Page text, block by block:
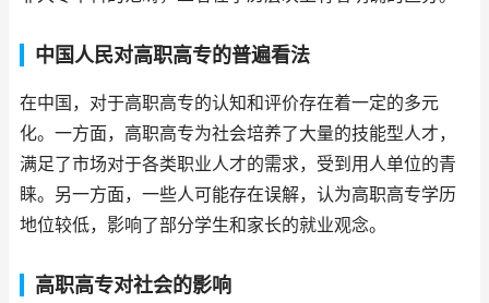
中国人民对高职高专的普遍看法
在中国，对于高职高专的认知和评价存在着一定的多元
化。一方面，高职高专为社会培养了大量的技能型人才，
满足了市场对于各类职业人才的需求，受到用人单位的青
睐。另一方面，一些人可能存在误解，认为高职高专学历
地位较低，影响了部分学生和家长的就业观念。
高职高专对社会的影响